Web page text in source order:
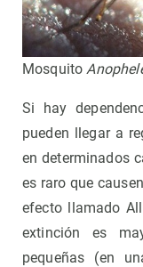
Mosquito
Si hay
pueden llegar a
en determinados
es raro que
efecto llamado
extinción es
pequeñas (en